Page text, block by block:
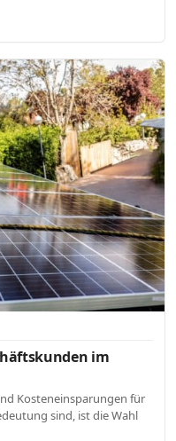
im
Kosteneinsparungen für
sind, ist die Wahl